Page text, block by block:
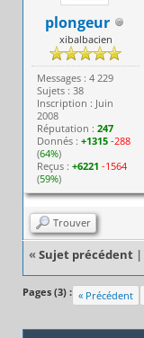
plongeur
xibalbacien
Messages : 4 229
Sujets : 38
Inscription : Juin
2008
Réputation :247
Donnés :+1315 -288
(64%)
Reçus :+6221 -1564
(59%)
Trouver
« Sujet précédent |
Pages (3) : « Précédent